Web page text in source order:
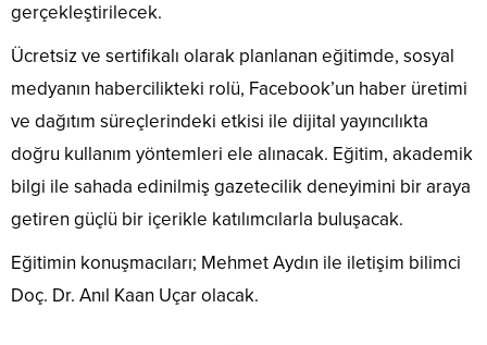
gerçekleştirilecek.
Ücretsiz ve sertifikalı olarak planlanan eğitimde, sosyal
medyanın habercilikteki rolü, Facebook’un haber üretimi
ve dağıtım süreçlerindeki etkisi ile dijital yayıncılıkta
doğru kullanım yöntemleri ele alınacak. Eğitim, akademik
bilgi ile sahada edinilmiş gazetecilik deneyimini bir araya
getiren güçlü bir içerikle katılımcılarla buluşacak.
Eğitimin konuşmacıları; Mehmet Aydın ile iletişim bilimci
Doç. Dr. Anıl Kaan Uçar olacak.